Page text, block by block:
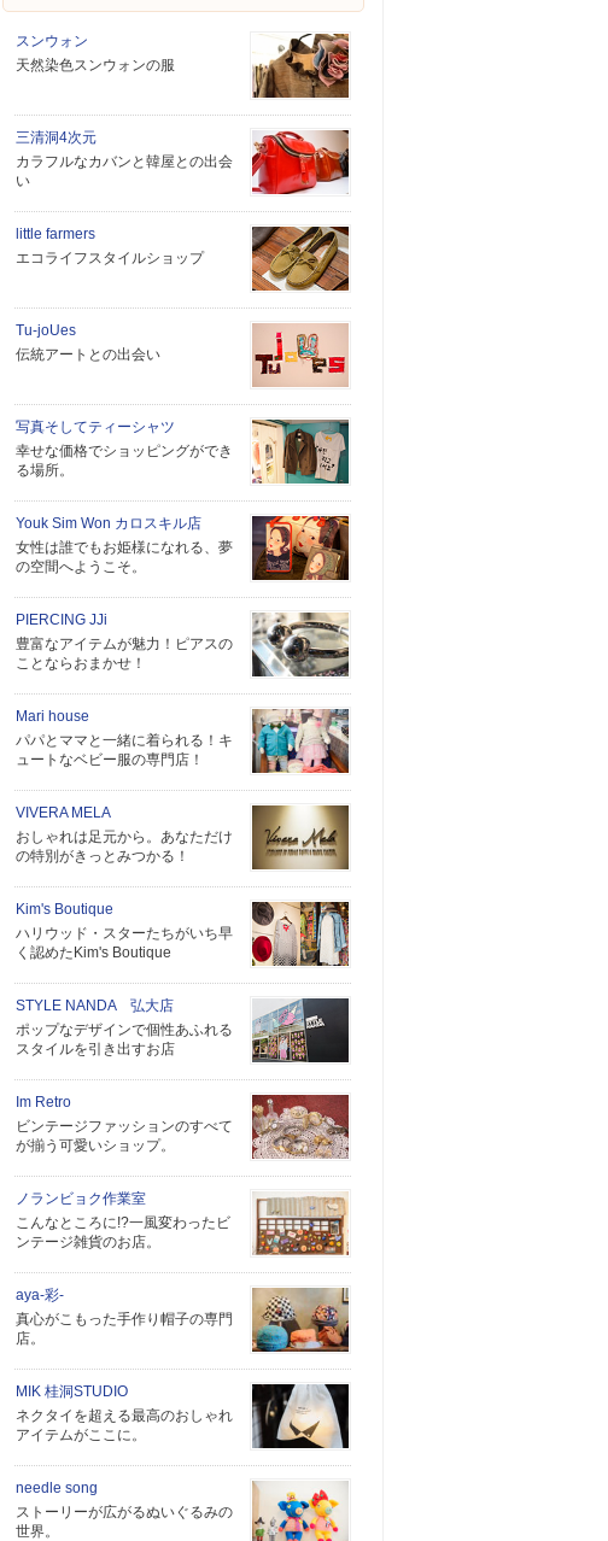
スンウォン
天然染色スンウォンの服
三清洞4次元
カラフルなカバンと韓屋との出会
い
little farmers
エコライフスタイルショップ
Tu-joUes
伝統アートとの出会い
写真そしてティーシャツ
幸せな価格でショッピングができ
る場所。
Youk Sim Won カロスキル店
女性は誰でもお姫様になれる、夢
の空間へようこそ。
PIERCING JJi
豊富なアイテムが魅力！ピアスの
ことならおまかせ！
Mari house
パパとママと一緒に着られる！キ
ュートなベビー服の専門店！
VIVERA MELA
おしゃれは足元から。あなただけ
の特別がきっとみつかる！
Kim's Boutique
ハリウッド・スターたちがいち早
く認めたKim's Boutique
STYLE NANDA 弘大店
ポップなデザインで個性あふれる
スタイルを引き出すお店
Im Retro
ビンテージファッションのすべて
が揃う可愛いショップ。
ノランビョク作業室
こんなところに!?一風変わったビ
ンテージ雑貨のお店。
aya‐彩‐
真心がこもった手作り帽子の専門
店。
MIK 桂洞STUDIO
ネクタイを超える最高のおしゃれ
アイテムがここに。
needle song
ストーリーが広がるぬいぐるみの
世界。